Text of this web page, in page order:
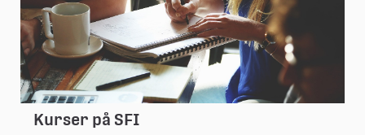
Kurser på SFI